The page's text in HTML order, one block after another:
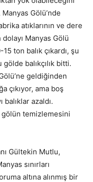
Gölü’nde
atıklarının ve dere
Manyas Gölü
ton balık çıkardı, şu
balıkçılık bitti.
geldiğinden
çıkıyor, ama boş
azaldı.
temizlemesini
Gültekin Mutlu,
sınırları
altına alınmış bir